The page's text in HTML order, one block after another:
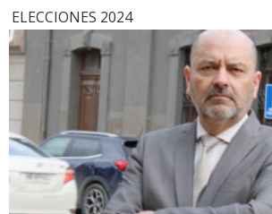
ELECCIONES 2024